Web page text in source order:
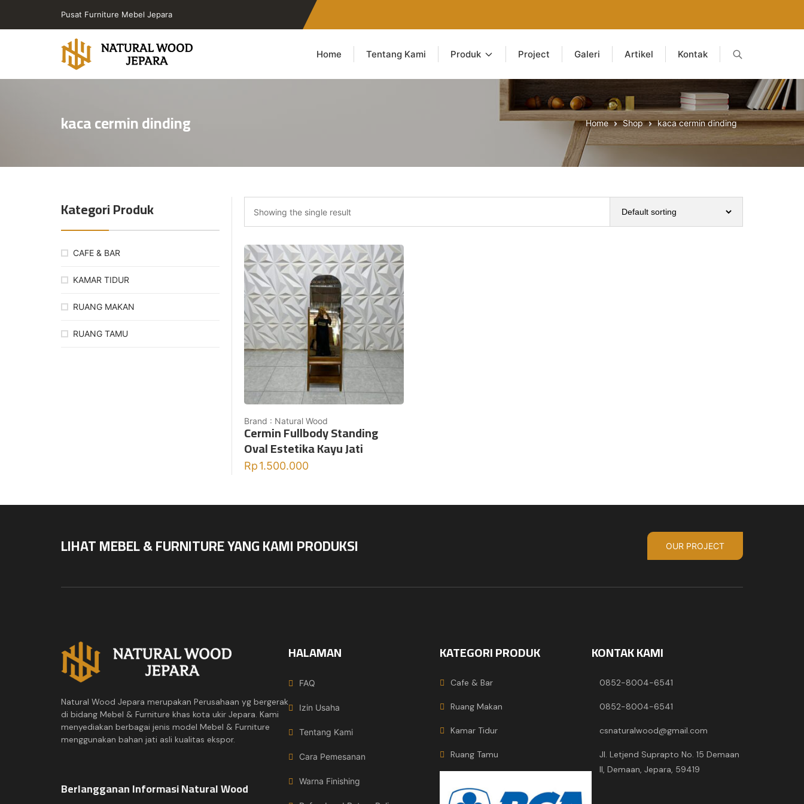
Pusat Furniture Mebel Jepara
Toko
Jepara
PT
Jepara
Home Tentang Kami Produk Project Galeri Artikel Kontak
kaca cermin dinding Home Shop kaca cermin dinding
Kategori Produk
CAFE & BAR
KAMAR TIDUR
RUANG MAKAN
RUANG TAMU
Showing the single result
Brand : Natural Wood
Cermin Fullbody Standing
Oval Estetika Kayu Jati
Rp1.500.000
LIHAT MEBEL & FURNITURE YANG KAMI PRODUKSI OUR PROJECT
Natural Wood Jepara merupakan Perusahaan yg bergerak
di bidang Mebel & Furniture khas kota ukir Jepara. Kami
menyediakan berbagai jenis model Mebel & Furniture
menggunakan bahan jati asli kualitas ekspor.
Berlangganan Informasi Natural Wood
HALAMAN
FAQ
Izin Usaha
Tentang Kami
Cara Pemesanan
Warna Finishing
KATEGORI PRODUK
Cafe & Bar
Ruang Makan
Kamar Tidur
Ruang Tamu
KONTAK KAMI
0852-8004-6541
0852-8004-6541
csnaturalwood@gmail.com
Jl. Letjend Suprapto No. 15 Demaan
II, Demaan, Jepara, 59419